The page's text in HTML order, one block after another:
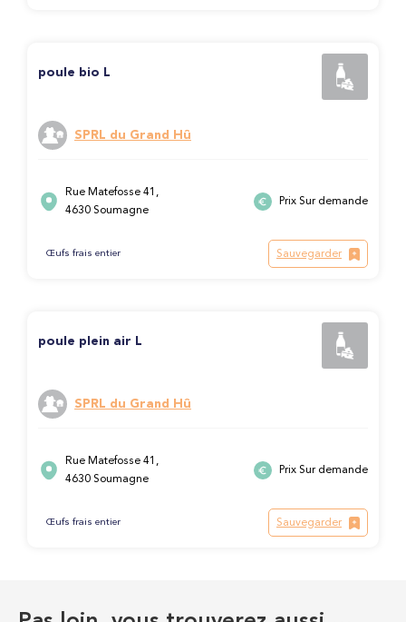
poule bio L
SPRL du Grand Hû
Rue Matefosse 41,
4630 Soumagne
Prix Sur demande
Œufs frais entier Sauvegarder
poule plein air L
SPRL du Grand Hû
Rue Matefosse 41,
4630 Soumagne
Prix Sur demande
Œufs frais entier Sauvegarder